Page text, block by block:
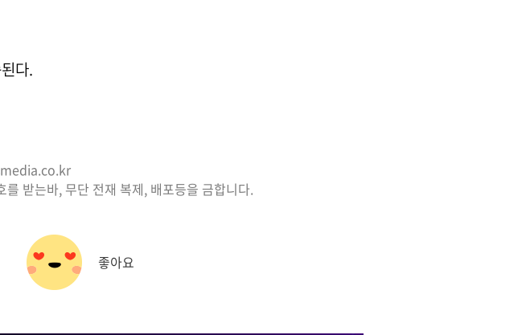
다.
받는바, 무단 전재 복제, 배포등을 금합니다.
좋아요